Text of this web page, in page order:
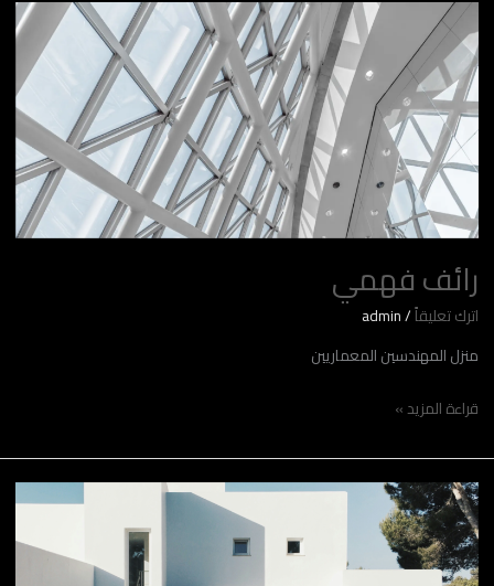
رائف فهمي
اترك تعليقاً/
admin
منزل المهندسين المعماريين
رائف
فهمي
قراءة المزيد »
M-
Fares